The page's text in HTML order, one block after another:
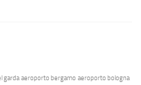
garda aeroporto bergamo aeroporto bologna